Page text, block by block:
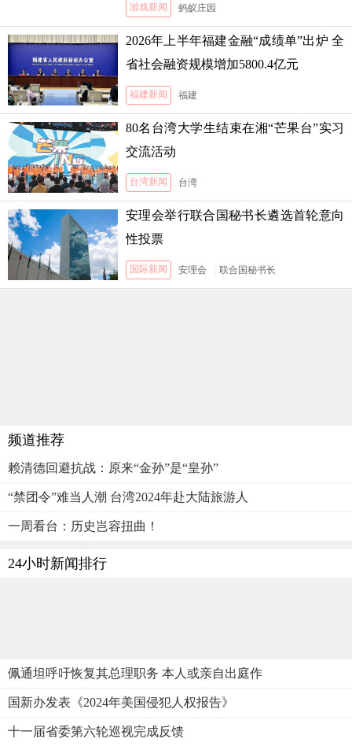
游戏新闻 蚂蚁庄园
2026年上半年福建金融“成绩单”出炉 全
省社会融资规模增加5800.4亿元
福建新闻 福建
80名台湾大学生结束在湘“芒果台”实习
交流活动
台湾新闻 台湾
安理会举行联合国秘书长遴选首轮意向
性投票
国际新闻 安理会 联合国秘书长
频道推荐
赖清德回避抗战：原来“金孙”是“皇孙”
“禁团令”难当人潮 台湾2024年赴大陆旅游人
一周看台：历史岂容扭曲！
24小时新闻排行
佩通坦呼吁恢复其总理职务 本人或亲自出庭作
国新办发表《2024年美国侵犯人权报告》
十一届省委第六轮巡视完成反馈